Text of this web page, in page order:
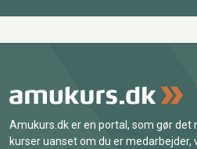
Amukurs.dk er en portal, som gør
kurser uanset om du er medarbejder,